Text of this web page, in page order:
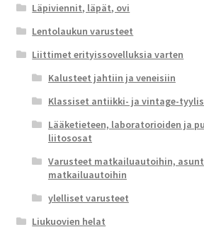
Läpiviennit, läpät, ovi
Lentolaukun varusteet
Liittimet erityissovelluksia varten
Kalusteet jahtiin ja veneisiin
Klassiset antiikki- ja vintage-
Lääketieteen, laboratorioiden ja
liitososat
Varusteet matkailuautoihin,
matkailuautoihin
ylelliset varusteet
Liukuovien helat